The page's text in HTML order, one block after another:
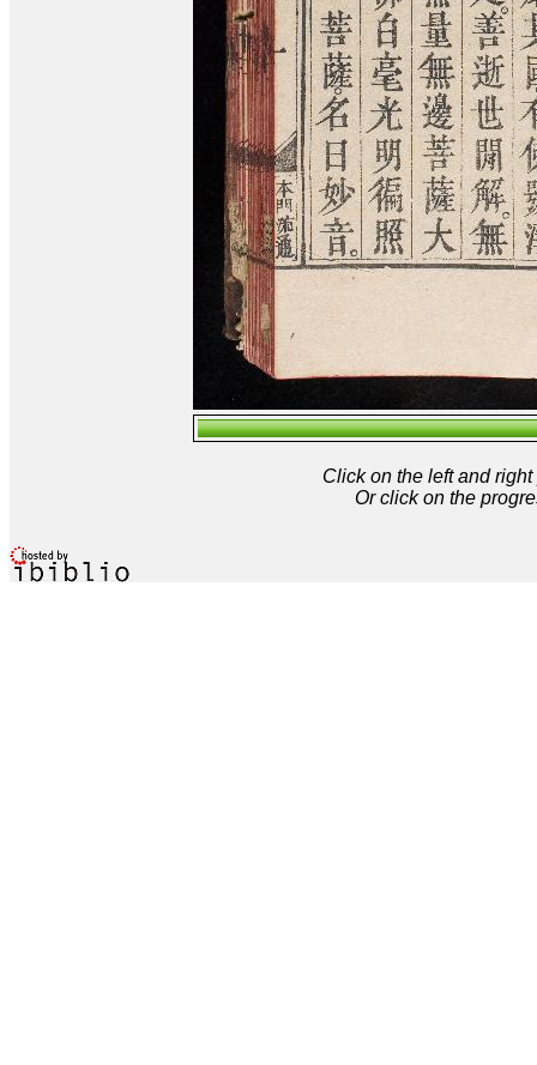
Click on the left and
Or click on the